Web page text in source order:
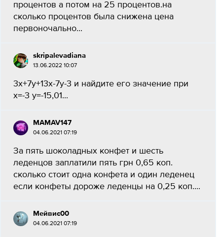
процентов а потом на 25 процентов.на
сколько процентов была снижена цена
первоночально...
skripalevadiana
13.06.2022 10:07
3x+7y+13x-7y-3 и найдите его значение при
x=-3 y=-15,01...
MAMAV147
04.06.2021 07:19
За пять шоколадных конфет и шесть
леденцов заплатили пять грн 0,65 коп.
сколько стоит одна конфета и один леденец
если конфеты дороже леденцы на 0,25 коп....
Мейвис00
04.06.2021 07:19